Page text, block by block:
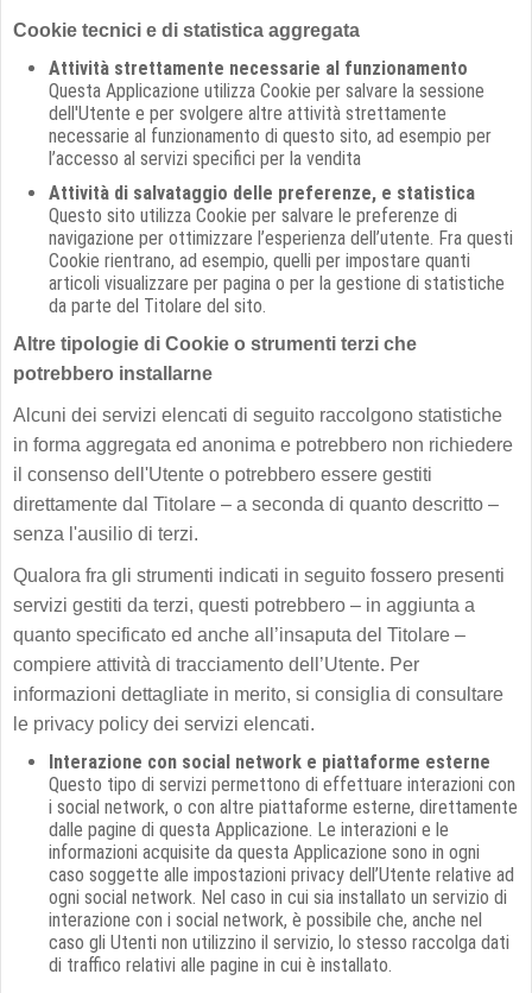
Cookie tecnici e di statistica aggregata
Attività strettamente necessarie al funzionamento
Questa Applicazione utilizza Cookie per salvare la sessione
dell'Utente e per svolgere altre attività strettamente
necessarie al funzionamento di questo sito, ad esempio per
l’accesso al servizi specifici per la vendita
Attività di salvataggio delle preferenze, e statistica
Questo sito utilizza Cookie per salvare le preferenze di
navigazione per ottimizzare l’esperienza dell’utente. Fra questi
Cookie rientrano, ad esempio, quelli per impostare quanti
articoli visualizzare per pagina o per la gestione di statistiche
da parte del Titolare del sito.
Altre tipologie di Cookie o strumenti terzi che
potrebbero installarne
Alcuni dei servizi elencati di seguito raccolgono statistiche
in forma aggregata ed anonima e potrebbero non richiedere
il consenso dell'Utente o potrebbero essere gestiti
direttamente dal Titolare – a seconda di quanto descritto –
senza l'ausilio di terzi.
Qualora fra gli strumenti indicati in seguito fossero presenti
servizi gestiti da terzi, questi potrebbero – in aggiunta a
quanto specificato ed anche all’insaputa del Titolare –
compiere attività di tracciamento dell’Utente. Per
informazioni dettagliate in merito, si consiglia di consultare
le privacy policy dei servizi elencati.
Interazione con social network e piattaforme esterne
Questo tipo di servizi permettono di effettuare interazioni con
i social network, o con altre piattaforme esterne, direttamente
dalle pagine di questa Applicazione. Le interazioni e le
informazioni acquisite da questa Applicazione sono in ogni
caso soggette alle impostazioni privacy dell’Utente relative ad
ogni social network. Nel caso in cui sia installato un servizio di
interazione con i social network, è possibile che, anche nel
caso gli Utenti non utilizzino il servizio, lo stesso raccolga dati
di traffico relativi alle pagine in cui è installato.